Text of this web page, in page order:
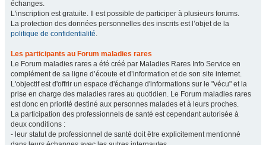
échanges.
L'inscription est gratuite. Il est possible de participer à plusieurs forums.
La protection des données personnelles des inscrits est l’objet de la
politique de confidentialité.
Les participants au Forum maladies rares
Le Forum maladies rares a été créé par Maladies Rares Info Service en
complément de sa ligne d’écoute et d’information et de son site internet.
L'objectif est d'offrir un espace d'échange d'informations sur le "vécu" et la
prise en charge des maladies rares au quotidien. Le Forum maladies rares
est donc en priorité destiné aux personnes malades et à leurs proches.
La participation des professionnels de santé est cependant autorisée à
deux conditions :
- leur statut de professionnel de santé doit être explicitement mentionné